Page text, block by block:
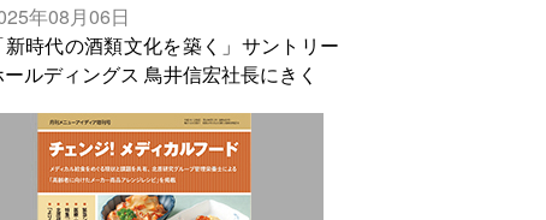
年08月06日
新時代の酒類文化を築く」サントリー
ルディングス 鳥井信宏社長にきく